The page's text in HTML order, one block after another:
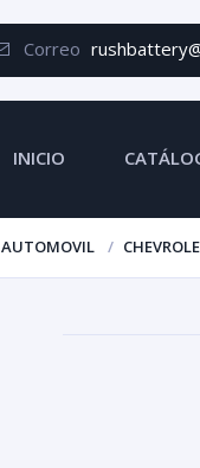
Correo
INICIO
AUTOMOVIL